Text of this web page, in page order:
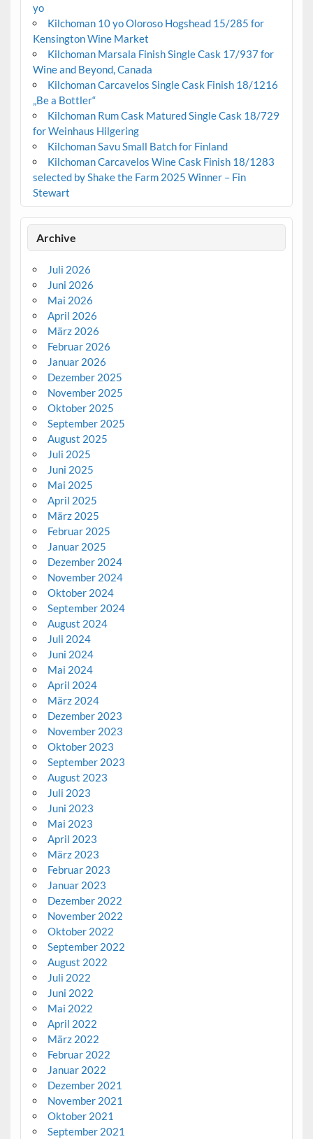
yo
Kilchoman 10 yo Oloroso Hogshead 15/285 for
Kensington Wine Market
Kilchoman Marsala Finish Single Cask 17/937 for
Wine and Beyond, Canada
Kilchoman Carcavelos Single Cask Finish 18/1216
„Be a Bottler“
Kilchoman Rum Cask Matured Single Cask 18/729
for Weinhaus Hilgering
Kilchoman Savu Small Batch for Finland
Kilchoman Carcavelos Wine Cask Finish 18/1283
selected by Shake the Farm 2025 Winner – Fin
Stewart
Archive
Juli 2026
Juni 2026
Mai 2026
April 2026
März 2026
Februar 2026
Januar 2026
Dezember 2025
November 2025
Oktober 2025
September 2025
August 2025
Juli 2025
Juni 2025
Mai 2025
April 2025
März 2025
Februar 2025
Januar 2025
Dezember 2024
November 2024
Oktober 2024
September 2024
August 2024
Juli 2024
Juni 2024
Mai 2024
April 2024
März 2024
Dezember 2023
November 2023
Oktober 2023
September 2023
August 2023
Juli 2023
Juni 2023
Mai 2023
April 2023
März 2023
Februar 2023
Januar 2023
Dezember 2022
November 2022
Oktober 2022
September 2022
August 2022
Juli 2022
Juni 2022
Mai 2022
April 2022
März 2022
Februar 2022
Januar 2022
Dezember 2021
November 2021
Oktober 2021
September 2021